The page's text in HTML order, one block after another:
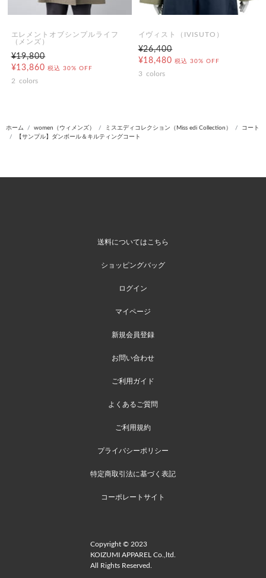
エレメントオブシンプルライフ
（メンズ）
¥19,800
¥13,860 税込 30% OFF
2 colors
イヴィスト（IVISUTO）
¥26,400
¥18,480 税込 30% OFF
3 colors
ホーム women（ウィメンズ） ミスエディコレクション（Miss edi Collection）
コート
【サンプル】ダンボール＆キルティングコート
送料についてはこちら
ショッピングバッグ
ログイン
マイページ
新規会員登録
お問い合わせ
ご利用ガイド
よくあるご質問
ご利用規約
プライバシーポリシー
特定商取引法に基づく表記
コーポレートサイト
Copyright © 2023
KOIZUMI APPAREL Co.,ltd.
All Rights Reserved.